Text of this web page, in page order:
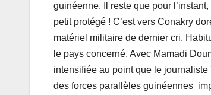
guinéenne. Il reste que pour
petit protégé ! C’est vers Conakry
matériel militaire de dernier cri.
le pays concerné. Avec Mamadi
intensifiée au point que le
des forces parallèles guinéennes